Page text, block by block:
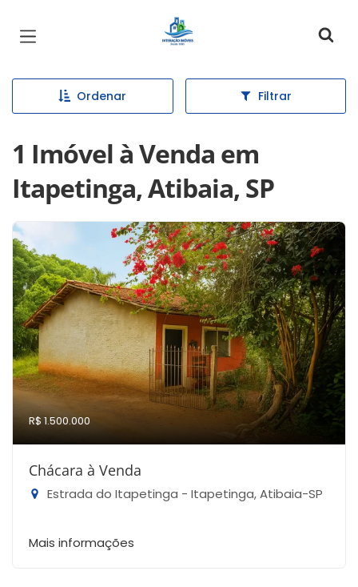
Página inicial
Ordenar Filtrar
1 Imóvel à Venda em
Itapetinga, Atibaia, SP
R$ 1.500.000
Chácara à Venda
Estrada do Itapetinga - Itapetinga, Atibaia-SP
Mais informações